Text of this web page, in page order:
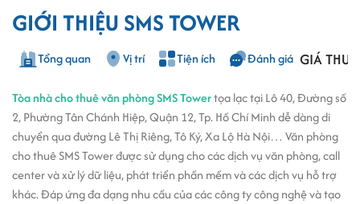
GIỚI THIỆU SMS TOWER
Tổng quan Vị trí Tiện ích Đánh giá GIÁ
Tòa nhà cho thuê văn phòng SMS Towertọa lạc tại Lô 40, Đường số
2, Phường Tân Chánh Hiệp, Quận 12, Tp. Hồ Chí Minh dễ dàng di
chuyển qua đường Lê Thị Riêng, Tô Ký, Xa Lộ Hà Nội… Văn phòng
cho thuê SMS Tower được sử dụng cho các dịch vụ văn phòng, call
center và xử lý dữ liệu, phát triển phần mềm và các dịch vụ hỗ trợ
khác. Đáp ứng đa dạng nhu cầu của các công ty công nghệ và tạo